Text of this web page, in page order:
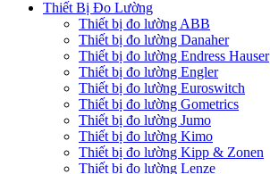
Thiết Bị Đo Lường
Thiết bị đo lường ABB
Thiết bị đo lường Danaher
Thiết bị đo lường Endress Hauser
Thiết bị đo lường Engler
Thiết bị đo lường Euroswitch
Thiết bị đo lường Gometrics
Thiết bị đo lường Jumo
Thiết bị đo lường Kimo
Thiết bị đo lường Kipp & Zonen
Thiết bị đo lường Lenze